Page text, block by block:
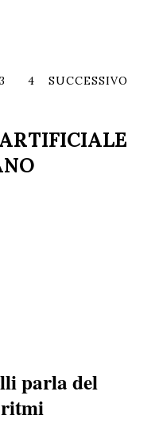
3 4 SUCCESSIVO
parla del